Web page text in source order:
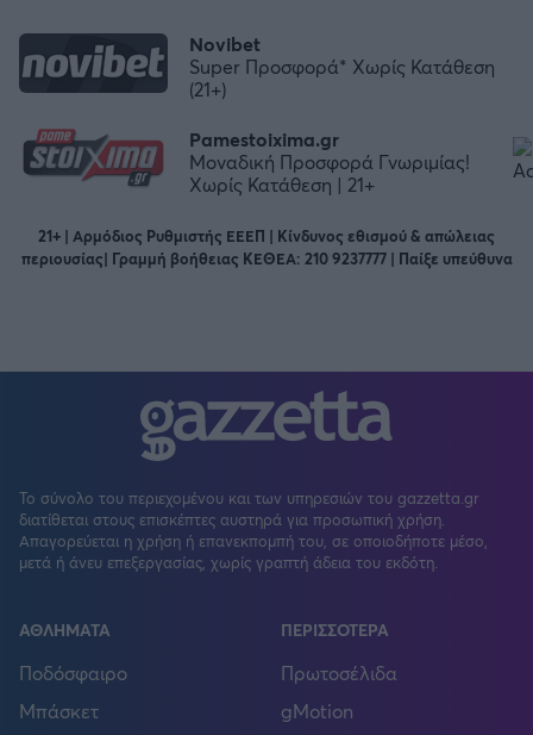
Novibet
Super Προσφορά* Χωρίς Κατάθεση
(21+)
Pamestoixima.gr
Μοναδική Προσφορά Γνωριμίας!
Χωρίς Κατάθεση | 21+
21+ | Αρμόδιος Ρυθμιστής ΕΕΕΠ | Κίνδυνος εθισμού & απώλειας
περιουσίας| Γραμμή βοήθειας ΚΕΘΕΑ: 210 9237777 | Παίξε υπεύθυνα
Το σύνολο του περιεχομένου και των υπηρεσιών του gazzetta.gr
διατίθεται στους επισκέπτες αυστηρά για προσωπική χρήση.
Απαγορεύεται η χρήση ή επανεκπομπή του, σε οποιοδήποτε μέσο,
μετά ή άνευ επεξεργασίας, χωρίς γραπτή άδεια του εκδότη.
ΑΘΛΗΜΑΤΑ
Ποδόσφαιρο
Μπάσκετ
ΠΕΡΙΣΣΟΤΕΡΑ
Πρωτοσέλιδα
gMotion